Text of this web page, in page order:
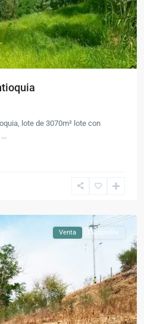
lote de 3070m² lote con
...
Venta Disponible